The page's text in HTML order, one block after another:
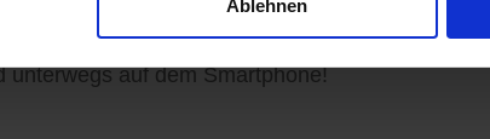
Ablehnen
zu Ihren Kunden gelangen: Auf der
unterwegs auf dem Smartphone!